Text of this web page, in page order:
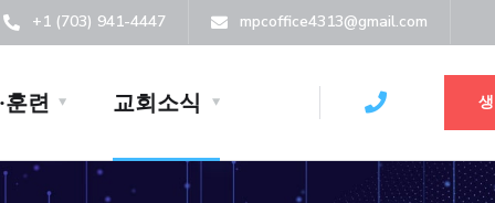
+1 (703) 941-4447 mpcoffice4313@gmail.com
훈련 교회소식